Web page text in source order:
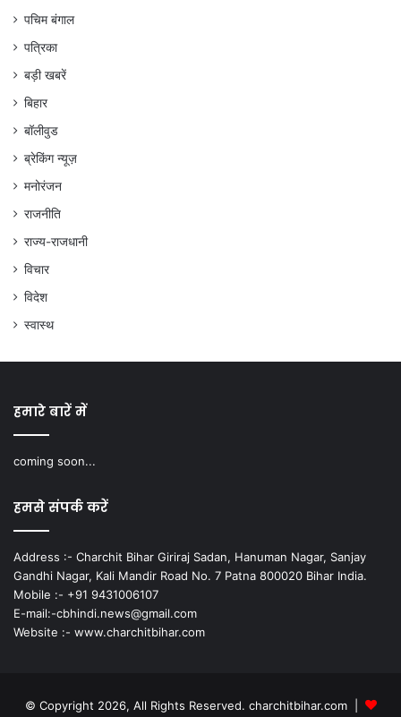
पचिम बंगाल
पत्रिका
बड़ी खबरें
बिहार
बॉलीवुड
ब्रेकिंग न्यूज़
मनोरंजन
राजनीति
राज्य-राजधानी
विचार
विदेश
स्वास्थ
हमारे बारें में
coming soon...
हमसे संपर्क करें
Address :- Charchit Bihar Giriraj Sadan, Hanuman Nagar, Sanjay
Gandhi Nagar, Kali Mandir Road No. 7 Patna 800020 Bihar India.
Mobile :- +91 9431006107
E-mail:-cbhindi.news@gmail.com
Website :- www.charchitbihar.com
© Copyright 2026, All Rights Reserved. charchitbihar.com |